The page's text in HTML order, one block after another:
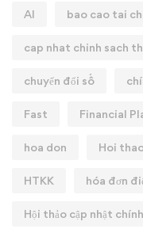
AI bao cao tai
cap nhat chinh sach
chuyển đổi số
Fast Financial
hoa don Hoi
HTKK hóa đơn
Hội thảo cập nhật